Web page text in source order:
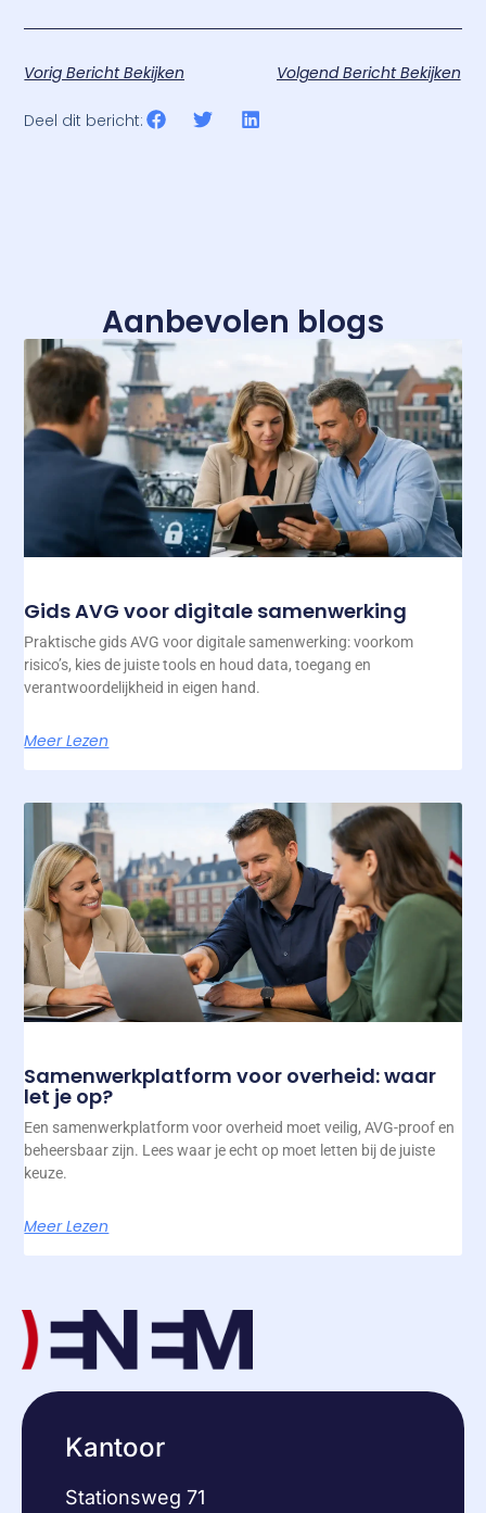
Vorig Bericht Bekijken Volgend Bericht Bekijken
Deel dit bericht:
Aanbevolen blogs
Gids AVG voor digitale samenwerking
Praktische gids AVG voor digitale samenwerking: voorkom
risico’s, kies de juiste tools en houd data, toegang en
verantwoordelijkheid in eigen hand.
Meer Lezen
Samenwerkplatform voor overheid: waar
let je op?
Een samenwerkplatform voor overheid moet veilig, AVG-proof en
beheersbaar zijn. Lees waar je echt op moet letten bij de juiste
keuze.
Meer Lezen
Kantoor
Stationsweg 71